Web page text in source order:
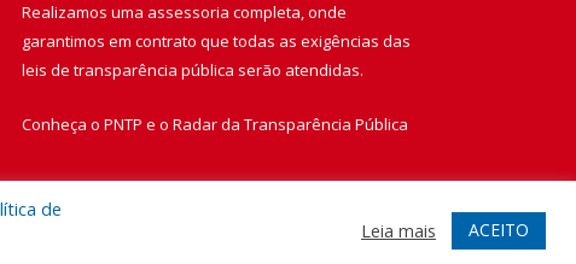
Realizamos uma assessoria completa, onde
garantimos em contrato que todas as exigências das
leis de transparência pública serão atendidas.
Conheça o PNTP e o Radar da Transparência Pública
de
Leia mais ACEITO